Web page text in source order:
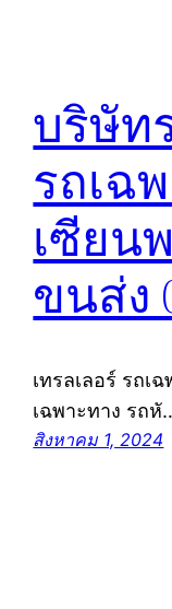
บริษัท
รถเฉ
เซียน
ขนส่ง
เทรลเลอร์ รถเ
เฉพาะทาง รถหั
สิงหาคม 1, 2024